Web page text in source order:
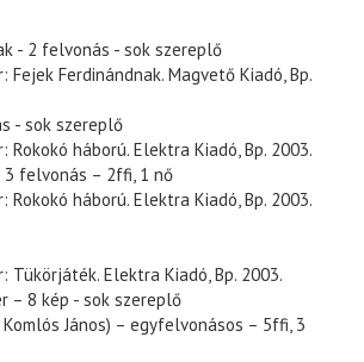
- 2 felvonás - sok szereplő
Fejek Ferdinándnak. Magvető Kiadó, Bp.
- sok szereplő
Rokokó háború. Elektra Kiadó, Bp. 2003.
3 felvonás – 2ffi, 1 nő
Rokokó háború. Elektra Kiadó, Bp. 2003.
Tükörjáték. Elektra Kiadó, Bp. 2003.
– 8 kép - sok szereplő
János) – egyfelvonásos – 5ffi, 3